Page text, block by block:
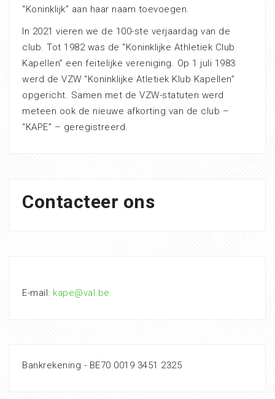
“Koninklijk” aan haar naam toevoegen.
In 2021 vieren we de 100-ste verjaardag van de
club. Tot 1982 was de “Koninklijke Athletiek Club
Kapellen” een feitelijke vereniging. Op 1 juli 1983
werd de VZW “Koninklijke Atletiek Klub Kapellen”
opgericht. Samen met de VZW-statuten werd
meteen ook de nieuwe afkorting van de club –
“KAPE” – geregistreerd.
Contacteer ons
E-mail: kape@val.be
Bankrekening - BE70 0019 3451 2325